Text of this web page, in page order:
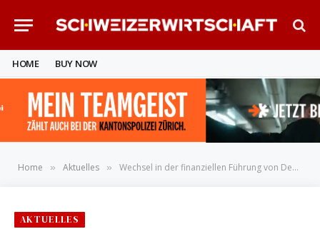
HOME BUY NOW
Home » Aktuelles » Wechsel in der finanziellen Führung von Denner
AKTUELLES